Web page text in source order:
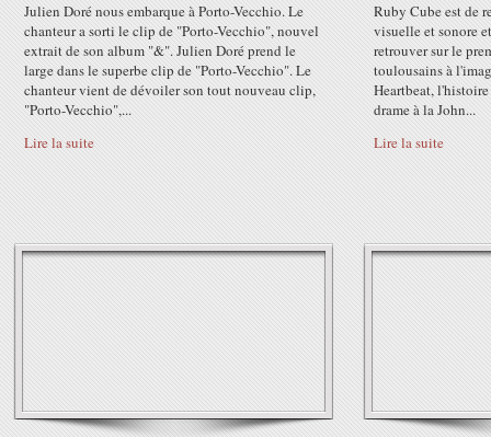
Julien Doré nous embarque à Porto-Vecchio. Le
chanteur a sorti le clip de "Porto-Vecchio", nouvel
extrait de son album "&". Julien Doré prend le
large dans le superbe clip de "Porto-Vecchio". Le
chanteur vient de dévoiler son tout nouveau clip,
"Porto-Vecchio",...
Lire la suite
Ruby Cube est de
visuelle et sonore
retrouver sur le
toulousains à
Heartbeat,
drame à la John...
Lire la suite